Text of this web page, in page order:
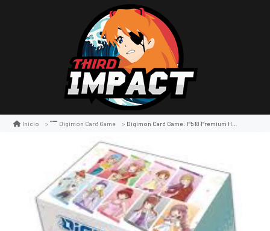
Inicio Digimon Card Game Digimon Card Game: Pb18 Premium Heroine Set